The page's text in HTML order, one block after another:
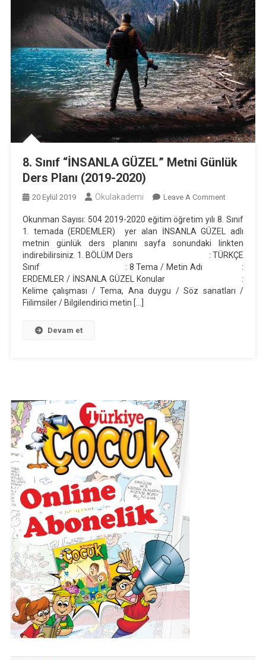
8. Sınıf “İNSANLA GÜZEL” Metni Günlük
Ders Planı (2019-2020)
20 Eylül 2019 Okulakademi Leave A CommentOn
Sınıf
“İNSANLA
GÜZEL”
Metni
Günlük
Ders
Okunman Sayısı: 504 2019-2020 eğitim öğretim yılı 8. Sınıf
1. temada (ERDEMLER) yer alan İNSANLA GÜZEL adlı
metnin günlük ders planını sayfa sonundaki linkten
indirebilirsiniz. 1. BÖLÜM Ders : TÜRKÇE
Sınıf : 8 Tema / Metin Adı :
ERDEMLER / İNSANLA GÜZEL Konular :
Kelime çalışması / Tema, Ana duygu / Söz sanatları /
Fiilimsiler / Bilgilendirici metin […]
Devam et